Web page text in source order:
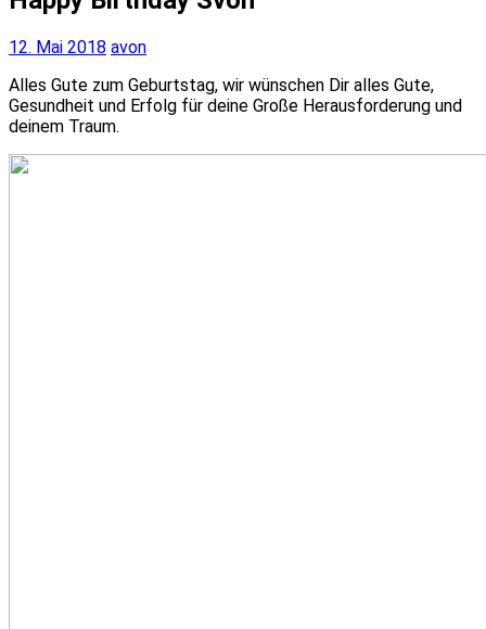
12. Mai 2018 avon
Alles Gute zum Geburtstag, wir wünschen Dir alles Gute,
Gesundheit und Erfolg für deine Große Herausforderung und
deinem Traum.